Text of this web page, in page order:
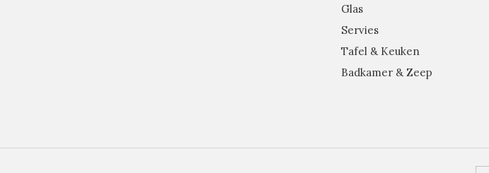
Glas
Servies
Tafel & Keuken
Badkamer & Zeep